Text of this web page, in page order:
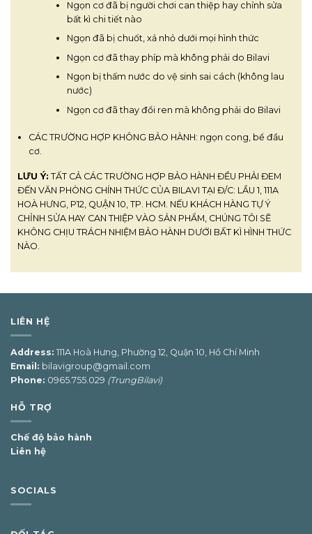
Ngọn cơ đã bị người chơi can thiệp hay chỉnh sửa
bất kì chi tiết nào
Ngọn đã bị chuốt, xả nhỏ dưới mọi hình thức
Ngọn cơ đã thay phíp mà không phải do Bilavi
Ngọn bị thấm nước do vệ sinh sai cách (không lau
nước)
Ngọn cơ đã thay đổi ren mà không phải do Bilavi
CÁC TRƯỜNG HỢP KHÔNG BẢO HÀNH: ngọn cong, bể đầu
cơ.
LƯU Ý: TẤT CẢ CÁC TRƯỜNG HỢP BẢO HÀNH ĐỀU PHẢI ĐEM
ĐẾN VĂN PHÒNG CHÍNH THỨC CỦA BILAVI TẠI Đ/C: LẦU 1, 111A
HOÀ HƯNG, P12, QUẬN 10, TP. HCM. NẾU KHÁCH HÀNG TỰ Ý
CHỈNH SỬA HAY CAN THIỆP VÀO SẢN PHẨM, CHÚNG TÔI SẼ
KHÔNG CHỊU TRÁCH NHIỆM BẢO HÀNH DƯỚI BẤT KÌ HÌNH THỨC
NÀO.
LIÊN HỆ
Address: 111A Hoà Hưng, Phường 12, Quận 10, Hồ Chí Minh
Email: bilavigroup@gmail.com
Phone: 0965.755.029 (TrungBilavi)
HỖ TRỢ
Chế độ bảo hành
Liên hệ
SOCIALS